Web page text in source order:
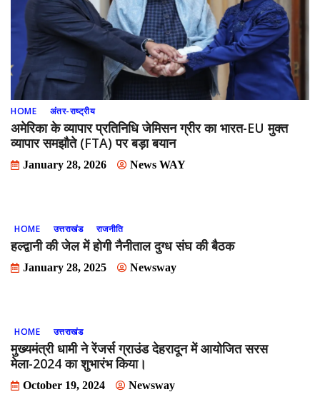
HOME अंतर-राष्ट्रीय
अमेरिका के व्यापार प्रतिनिधि जेमिसन ग्रीर का भारत-EU मुक्त
व्यापार समझौते (FTA) पर बड़ा बयान
January 28, 2026 News WAY
HOME उत्तराखंड राजनीति
हल्द्वानी की जेल में होगी नैनीताल दुग्ध संघ की बैठक
January 28, 2025 Newsway
HOME उत्तराखंड
मुख्यमंत्री धामी ने रेंजर्स ग्राउंड देहरादून में आयोजित सरस
मेला-2024 का शुभारंभ किया।
October 19, 2024 Newsway